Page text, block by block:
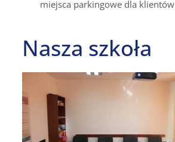
miejsca parkingowe dla klientów
Nasza szkoła